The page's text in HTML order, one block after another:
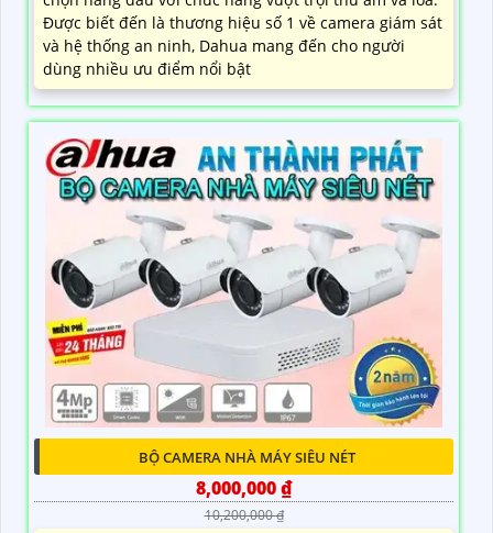
Được biết đến là thương hiệu số 1 về camera giám sát
và hệ thống an ninh, Dahua mang đến cho người
dùng nhiều ưu điểm nổi bật
BỘ CAMERA NHÀ MÁY SIÊU NÉT
8,000,000 ₫
10,200,000 ₫